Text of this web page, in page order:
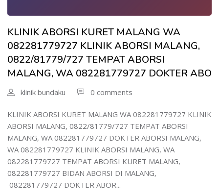
KLINIK ABORSI KURET MALANG WA
082281779727 KLINIK ABORSI MALANG,
0822/81779/727 TEMPAT ABORSI
MALANG, WA 082281779727 DOKTER ABO
klinik bundaku 0 comments
KLINIK ABORSI KURET MALANG WA 082281779727 KLINIK
ABORSI MALANG, 0822/81779/727 TEMPAT ABORSI
MALANG, WA 082281779727 DOKTER ABORSI MALANG,
WA 082281779727 KLINIK ABORSI MALANG, WA
082281779727 TEMPAT ABORSI KURET MALANG,
082281779727 BIDAN ABORSI DI MALANG,
082281779727 DOKTER ABOR...